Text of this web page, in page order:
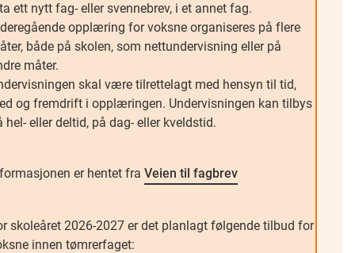
ett nytt fag- eller svennebrev, i et annet fag.
opplæring for voksne organiseres på flere
både på skolen, som nettundervisning eller på
måter.
skal være tilrettelagt med hensyn til tid,
og fremdrift i opplæringen. Undervisningen kan tilbys
hel- eller deltid, på dag- eller kveldstid.
er hentet fra Veien til fagbrev
skoleåret 2026-2027 er det planlagt følgende tilbud for
innen tømrerfaget: